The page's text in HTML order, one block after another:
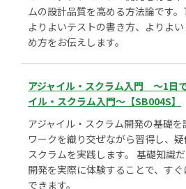
ムの設計品質を高める方法論です。
よりよいテストの書き方、よりよ
め方をお伝えします。
アジャイル・スクラム入門 ～1日
イル・スクラム入門～【SB004S】
アジャイル・スクラム開発の基礎
ワークを織り交ぜながら習得し、
スクラムを実践します。 基礎知識
開発を実際に体験することで、す
できます。